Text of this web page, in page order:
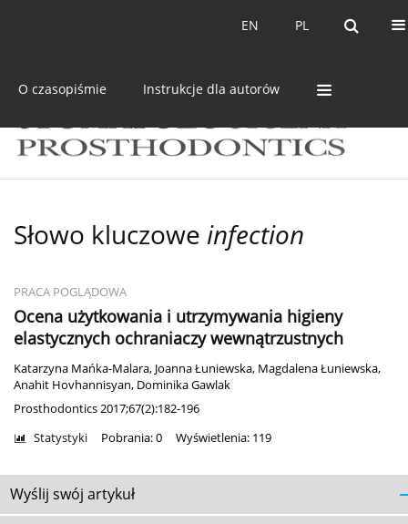
PL
EN PL
EN
O czasopiśmie Instrukcje dla autorów
Słowo kluczowe infection
PRACA POGLĄDOWA
Ocena użytkowania i utrzymywania higieny
elastycznych ochraniaczy wewnątrzustnych
Katarzyna Mańka-Malara, Joanna Łuniewska, Magdalena Łuniewska,
Anahit Hovhannisyan, Dominika Gawlak
Prosthodontics 2017;67(2):182-196
Statystyki Pobrania: 0 Wyświetlenia: 119
Wyślij swój artykuł